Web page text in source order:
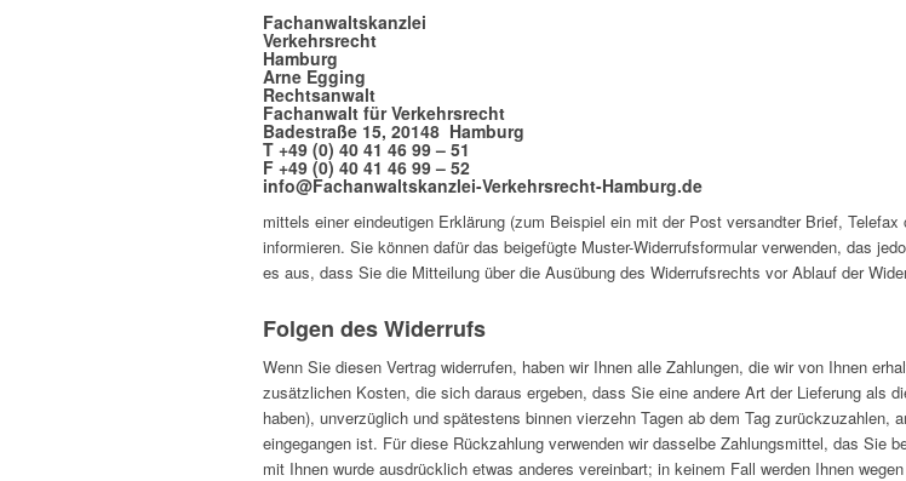
Fachanwaltskanzlei
Verkehrsrecht
Hamburg
Arne Egging
Rechtsanwalt
Fachanwalt für Verkehrsrecht
Badestraße 15, 20148 Hamburg
T +49 (0) 40 41 46 99 – 51
F +49 (0) 40 41 46 99 – 52
info@Fachanwaltskanzlei-Verkehrsrecht-Hamburg.de
mittels einer eindeutigen Erklärung (zum Beispiel ein mit der Post versandter Brief,
informieren. Sie können dafür das beigefügte Muster-Widerrufsformular verwenden, das
es aus, dass Sie die Mitteilung über die Ausübung des Widerrufsrechts vor Ablauf der
Folgen des Widerrufs
Wenn Sie diesen Vertrag widerrufen, haben wir Ihnen alle Zahlungen, die wir von Ihnen
zusätzlichen Kosten, die sich daraus ergeben, dass Sie eine andere Art der Lieferung als
haben), unverzüglich und spätestens binnen vierzehn Tagen ab dem Tag zurückzuzahlen,
eingegangen ist. Für diese Rückzahlung verwenden wir dasselbe Zahlungsmittel, das Sie
mit Ihnen wurde ausdrücklich etwas anderes vereinbart; in keinem Fall werden Ihnen